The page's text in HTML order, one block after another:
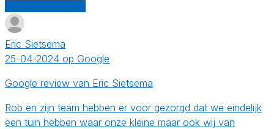
Eric Sietsema
25-04-2024 op Google
Google review van Eric Sietsema
Rob en zijn team hebben er voor gezorgd dat we eindelijk
een tuin hebben waar onze kleine maar ook wij van